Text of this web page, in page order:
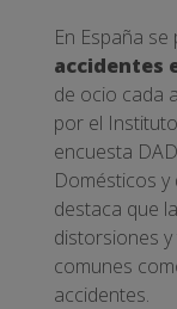
En España
accidentes
de ocio cada
por el
encuesta
Domésticos y
destaca que
distorsiones
comunes
accidentes.